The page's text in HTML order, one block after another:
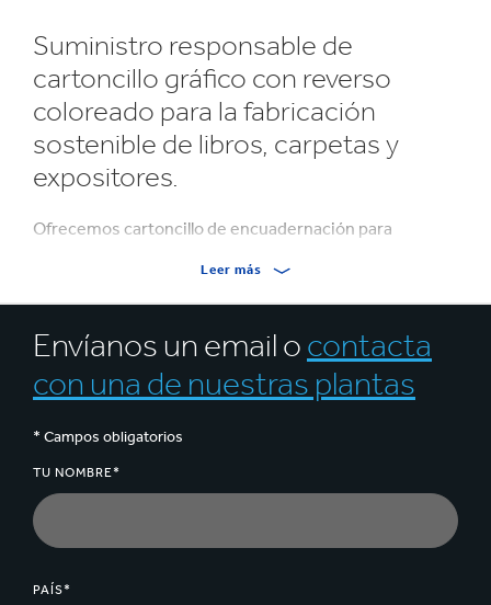
Suministro responsable de
cartoncillo gráfico con reverso
coloreado para la fabricación
sostenible de libros, carpetas y
expositores.
Ofrecemos cartoncillo de encuadernación para
1/s de color: 1,0 - 3,0 mm
2/s de color: 1,0 - 2,0 mm/
Leer más
Envíanos un email ocontacta
con una de nuestras plantas
* Campos obligatorios
TU NOMBRE*
PAÍS*